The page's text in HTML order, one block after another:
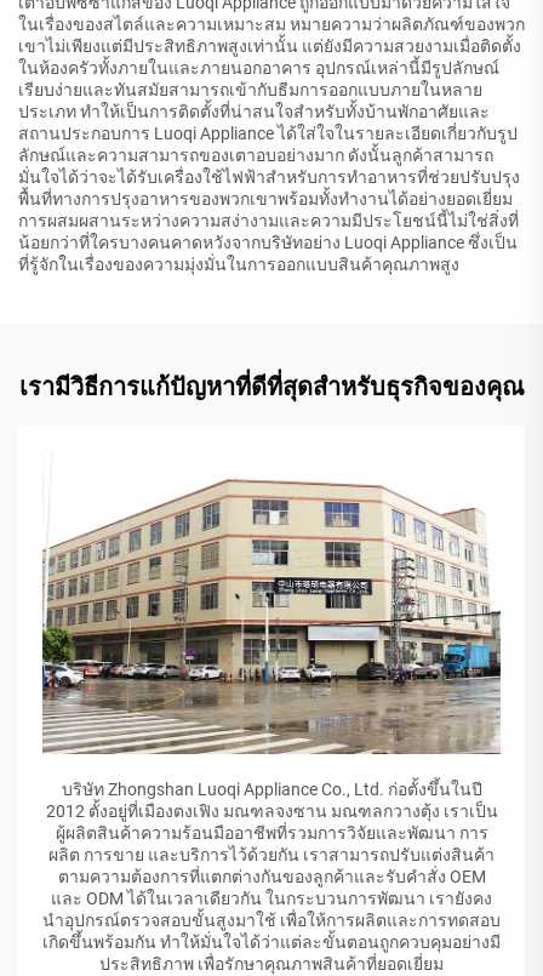
ในเรื่องของสไตล์และความเหมาะสม หมายความว่าผลิตภัณฑ์ของพวก
เขาไม่เพียงแต่มีประสิทธิภาพสูงเท่านั้น แต่ยังมีความสวยงามเมื่อติดตั้ง
ในห้องครัวทั้งภายในและภายนอกอาคาร อุปกรณ์เหล่านี้มีรูปลักษณ์
เรียบง่ายและทันสมัยสามารถเข้ากับธีมการออกแบบภายในหลาย
ประเภท ทำให้เป็นการติดตั้งที่น่าสนใจสำหรับทั้งบ้านพักอาศัยและ
สถานประกอบการ Luoqi Appliance ได้ใส่ใจในรายละเอียดเกี่ยวกับรูป
ลักษณ์และความสามารถของเตาอบอย่างมาก ดังนั้นลูกค้าสามารถ
มั่นใจได้ว่าจะได้รับเครื่องใช้ไฟฟ้าสำหรับการทำอาหารที่ช่วยปรับปรุง
พื้นที่ทางการปรุงอาหารของพวกเขาพร้อมทั้งทำงานได้อย่างยอดเยี่ยม
การผสมผสานระหว่างความสง่างามและความมีประโยชน์นี้ไม่ใช่สิ่งที่
น้อยกว่าที่ใครบางคนคาดหวังจากบริษัทอย่าง Luoqi Appliance ซึ่งเป็น
ที่รู้จักในเรื่องของความมุ่งมั่นในการออกแบบสินค้าคุณภาพสูง
เรามีวิธีการแก้ปัญหาที่ดีที่สุดสำหรับธุรกิจของคุณ
บริษัท Zhongshan Luoqi Appliance Co., Ltd. ก่อตั้งขึ้นในปี
2012 ตั้งอยู่ที่เมืองตงเฟิง มณฑลจงซาน มณฑลกวางตุ้ง เราเป็น
ผู้ผลิตสินค้าความร้อนมืออาชีพที่รวมการวิจัยและพัฒนา การ
ผลิต การขาย และบริการไว้ด้วยกัน เราสามารถปรับแต่งสินค้า
ตามความต้องการที่แตกต่างกันของลูกค้าและรับคำสั่ง OEM
และ ODM ได้ในเวลาเดียวกัน ในกระบวนการพัฒนา เรายังคง
นำอุปกรณ์ตรวจสอบขั้นสูงมาใช้ เพื่อให้การผลิตและการทดสอบ
เกิดขึ้นพร้อมกัน ทำให้มั่นใจได้ว่าแต่ละขั้นตอนถูกควบคุมอย่างมี
ประสิทธิภาพ เพื่อรักษาคุณภาพสินค้าที่ยอดเยี่ยม